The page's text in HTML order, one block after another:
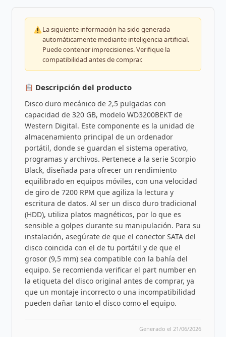
La siguiente información ha sido generada
automáticamente mediante inteligencia artificial.
Puede contener imprecisiones. Verifique la
compatibilidad antes de comprar.
Descripción del producto
Disco duro mecánico de 2,5 pulgadas con
capacidad de 320 GB, modelo WD3200BEKT de
Western Digital. Este componente es la unidad de
almacenamiento principal de un ordenador
portátil, donde se guardan el sistema operativo,
programas y archivos. Pertenece a la serie Scorpio
Black, diseñada para ofrecer un rendimiento
equilibrado en equipos móviles, con una velocidad
de giro de 7200 RPM que agiliza la lectura y
escritura de datos. Al ser un disco duro tradicional
(HDD), utiliza platos magnéticos, por lo que es
sensible a golpes durante su manipulación. Para su
instalación, asegúrate de que el conector SATA del
disco coincida con el de tu portátil y de que el
grosor (9,5 mm) sea compatible con la bahía del
equipo. Se recomienda verificar el part number en
la etiqueta del disco original antes de comprar, ya
que un montaje incorrecto o una incompatibilidad
pueden dañar tanto el disco como el equipo.
Generado el 21/06/2026